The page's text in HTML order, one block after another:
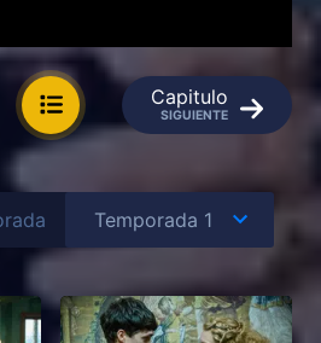
Capitulo
SIGUIENTE